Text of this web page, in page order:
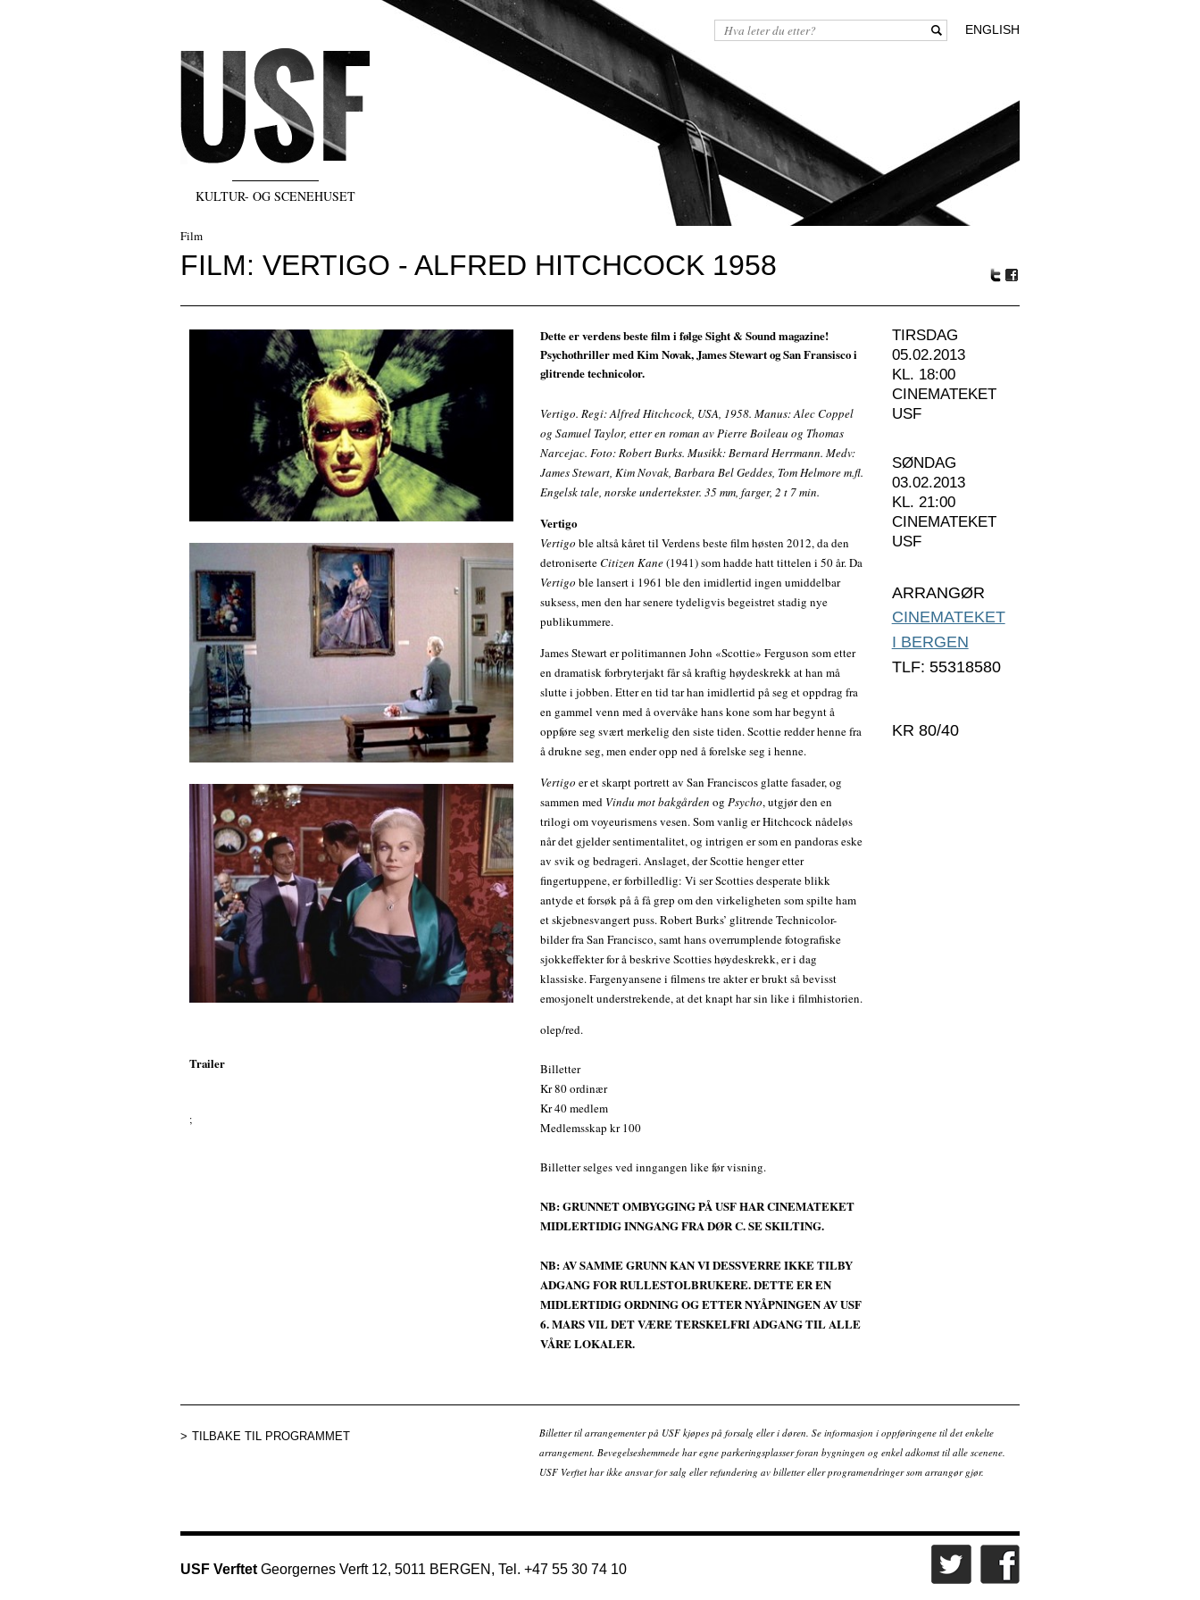
KULTUR- OG SCENEHUSET
ENGLISH
Film
FILM: VERTIGO - ALFRED HITCHCOCK 1958
Trailer
;
Dette er verdens beste film i følge Sight & Sound magazine!
Psychothriller med Kim Novak, James Stewart og San Fransisco i
glitrende technicolor.
Vertigo. Regi: Alfred Hitchcock, USA, 1958. Manus: Alec Coppel
og Samuel Taylor, etter en roman av Pierre Boileau og Thomas
Narcejac. Foto: Robert Burks. Musikk: Bernard Herrmann. Medv:
James Stewart, Kim Novak, Barbara Bel Geddes, Tom Helmore m.fl.
Engelsk tale, norske undertekster. 35 mm, farger, 2 t 7 min.
Vertigo
Vertigo ble altså kåret til Verdens beste film høsten 2012, da den
detroniserteCitizen Kane(1941) som hadde hatt tittelen i 50 år. Da
Vertigo ble lansert i 1961 ble den imidlertid ingen umiddelbar
suksess, men den har senere tydeligvis begeistret stadig nye
publikummere.
James Stewart er politimannen John «Scottie» Ferguson som etter
en dramatisk forbryterjakt får så kraftig høydeskrekk at han må
slutte i jobben. Etter en tid tar han imidlertid på seg et oppdrag fra
en gammel venn med å overvåke hans kone som har begynt å
oppføre seg svært merkelig den siste tiden. Scottie redder henne fra
å drukne seg, men ender opp ned å forelske seg i henne.
Vertigo er et skarpt portrett av San Franciscos glatte fasader, og
sammen med Vindu mot bakgården ogPsycho, utgjør den en
trilogi om voyeurismens vesen. Som vanlig er Hitchcock nådeløs
når det gjelder sentimentalitet, og intrigen er som en pandoras eske
av svik og bedrageri. Anslaget, der Scottie henger etter
fingertuppene, er forbilledlig: Vi ser Scotties desperate blikk
antyde et forsøk på å få grep om den virkeligheten som spilte ham
et skjebnesvangert puss. Robert Burks’ glitrende Technicolor-
bilder fra San Francisco, samt hans overrumplende fotografiske
sjokkeffekter for å beskrive Scotties høydeskrekk, er i dag
klassiske. Fargenyansene i filmens tre akter er brukt så bevisst
emosjonelt understrekende, at det knapt har sin like i filmhistorien.
olep/red.
Billetter
Kr 80 ordinær
Kr 40 medlem
Medlemsskap kr 100
Billetter selges ved inngangen like før visning.
NB: GRUNNET OMBYGGING PÅ USF HAR CINEMATEKET
MIDLERTIDIG INNGANG FRA DØR C. SE SKILTING.
NB: AV SAMME GRUNN KAN VI DESSVERRE IKKE TILBY
ADGANG FOR RULLESTOLBRUKERE. DETTE ER EN
MIDLERTIDIG ORDNING OG ETTER NYÅPNINGEN AV USF
6. MARS VIL DET VÆRE TERSKELFRI ADGANG TIL ALLE
VÅRE LOKALER.
TIRSDAG
05.02.2013
KL. 18:00
CINEMATEKET
USF
SØNDAG
03.02.2013
KL. 21:00
CINEMATEKET
USF
ARRANGØR
CINEMATEKET
I BERGEN
TLF: 55318580
KR 80/40
TILBAKE TIL PROGRAMMET
Billetter til arrangementer på USF kjøpes på forsalg eller i døren. Se informasjon i oppføringene til det enkelte
arrangement. Bevegelseshemmede har egne parkeringsplasser foran bygningen og enkel adkomst til alle scenene.
USF Verftet har ikke ansvar for salg eller refundering av billetter eller programendringer som arrangør gjør.
USF Verftet Georgernes Verft 12, 5011 BERGEN, Tel. +47 55 30 74 10